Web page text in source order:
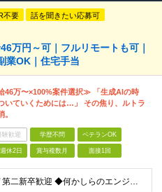
不要 話を聞きたい応募可
万円～可｜フルリモートも可｜
業OK｜住宅手当
46万〜×100%案件選択≫ 「生成AIの時
いていくためには…」 その焦り、ルトラ
。
験歓迎 学歴不問 ベテランOK
休2日 賞与複数月 面接1回
◆学歴不問 / 第二新卒歓迎 ◆何かしらのエンジニア経験をお持ちの方 （言語・期間・フェーズ不問） 経験浅めの方も遠慮なくご応募ください！ ■入社前Q＆A ────── ◎実力に見合った報酬が手に